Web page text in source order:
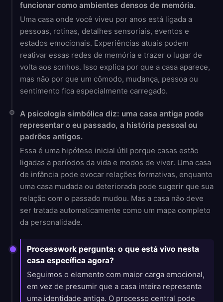
funcionar como ambientes densos de memória.
Uma casa onde você viveu por anos está ligada a
pessoas, rotinas, detalhes sensoriais, eventos e
estados emocionais. Experiências atuais podem
reativar essas redes de memória e trazer o lugar de
volta aos sonhos. Isso explica por que a casa aparece,
mas não por que um cômodo, mudança, pessoa ou
sentimento fica especialmente carregado.
A psicologia simbólica diz: uma casa antiga pode
representar o eu passado, a história pessoal ou
padrões antigos.
Essa é uma hipótese inicial útil porque casas estão
ligadas a períodos da vida e modos de viver. Uma casa
de infância pode evocar relações formativas, enquanto
uma casa mudada ou deteriorada pode sugerir que sua
relação com o passado mudou. Mas a casa não deve
ser tratada automaticamente como um mapa completo
da personalidade.
Processwork pergunta: o que está vivo nesta
casa específica agora?
Seguimos o elemento com maior carga emocional,
em vez de presumir que a casa inteira representa
uma identidade antiga. O processo central pode